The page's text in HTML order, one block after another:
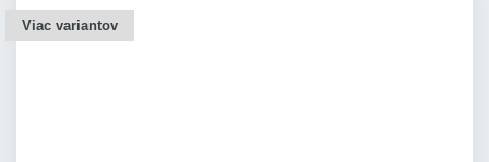
Viac variantov